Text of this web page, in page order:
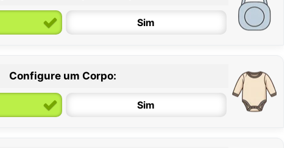
Sim
Configure um Corpo:
Sim